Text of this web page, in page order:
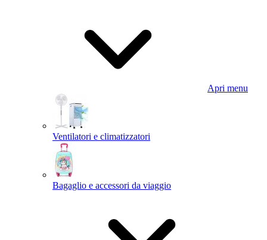
Apri menu
Ventilatori e climatizzatori
Bagaglio e accessori da viaggio